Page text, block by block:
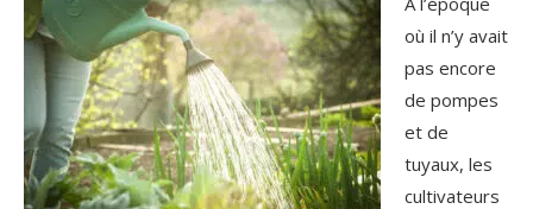
où il n’y avait
pas encore
de pompes
et de
tuyaux, les
cultivateurs